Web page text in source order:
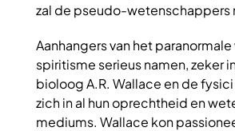
zal de pseudo-wetenschappers
Aanhangers van het
spiritisme serieus namen, zeker
bioloog A.R. Wallace en de
zich in al hun oprechtheid en
mediums. Wallace kon